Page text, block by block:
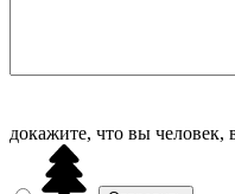
докажите, что вы человек,